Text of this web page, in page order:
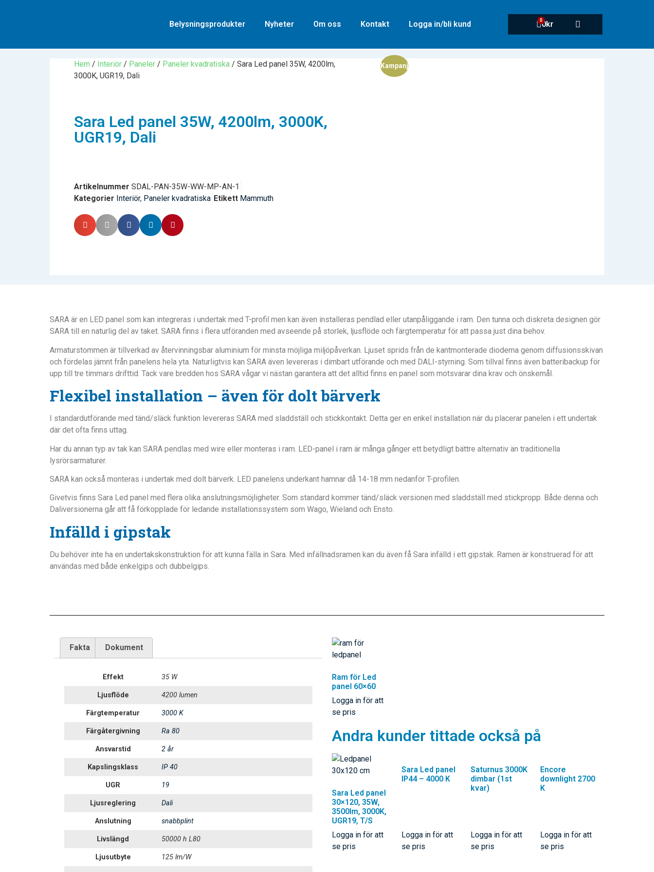
Belysningsprodukter Nyheter Om oss Kontakt Logga in/bli kund 0kr
0
Hem / Interiör / Paneler / Paneler kvadratiska / Sara Led panel 35W, 4200lm,
3000K, UGR19, Dali
Sara Led panel 35W, 4200lm, 3000K,
UGR19, Dali
Artikelnummer SDAL-PAN-35W-WW-MP-AN-1
Kategorier Interiör, Paneler kvadratiska Etikett Mammuth
SARA är en LED panel som kan integreras i undertak med T-profil men kan även installeras pendlad eller utanpåliggande i ram. Den tunna och diskreta designen gör
SARA till en naturlig del av taket. SARA finns i flera utföranden med avseende på storlek, ljusflöde och färgtemperatur för att passa just dina behov.
Armaturstommen är tillverkad av återvinningsbar aluminium för minsta möjliga miljöpåverkan. Ljuset sprids från de kantmonterade dioderna genom diffusionsskivan
och fördelas jämnt från panelens hela yta. Naturligtvis kan SARA även levereras i dimbart utförande och med DALI-styrning. Som tillval finns även batteribackup för
upp till tre timmars drifttid. Tack vare bredden hos SARA vågar vi nästan garantera att det alltid finns en panel som motsvarar dina krav och önskemål.
Flexibel installation – även för dolt bärverk
I standardutförande med tänd/släck funktion levereras SARA med sladdställ och stickkontakt. Detta ger en enkel installation när du placerar panelen i ett undertak
där det ofta finns uttag.
Har du annan typ av tak kan SARA pendlas med wire eller monteras i ram. LED-panel i ram är många gånger ett betydligt bättre alternativ än traditionella
lysrörsarmaturer.
SARA kan också monteras i undertak med dolt bärverk. LED panelens underkant hamnar då 14-18 mm nedanför T-profilen.
Givetvis finns Sara Led panel med flera olika anslutningsmöjligheter. Som standard kommer tänd/släck versionen med sladdställ med stickpropp. Både denna och
Daliversionerna går att få förkopplade för ledande installationssystem som Wago, Wieland och Ensto.
Infälld i gipstak
Du behöver inte ha en undertakskonstruktion för att kunna fälla in Sara. Med infällnadsramen kan du även få Sara infälld i ett gipstak. Ramen är konstruerad för att
användas med både enkelgips och dubbelgips.
Fakta Dokument
Effekt 35 W
Ljusflöde 4200 lumen
Färgtemperatur 3000 K
Färgåtergivning Ra 80
Ansvarstid 2 år
Kapslingsklass IP 40
UGR 19
Ljusreglering Dali
Anslutning snabbplint
Livslängd 50000 h L80
Ljusutbyte 125 lm/W
Ram för Led
panel 60×60
Logga in för att
se pris
Andra kunder tittade också på
Sara Led panel
30×120, 35W,
3500lm, 3000K,
UGR19, T/S
Logga in för att
se pris
Sara Led panel
IP44 – 4000 K
Logga in för att
se pris
Saturnus 3000K
dimbar (1st
kvar)
Logga in för att
se pris
Encore
downlight 2700
K
Logga in för att
se pris